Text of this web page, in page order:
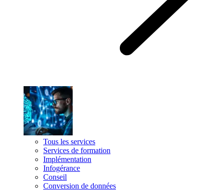
Tous les services
Services de formation
Implémentation
Infogérance
Conseil
Conversion de données